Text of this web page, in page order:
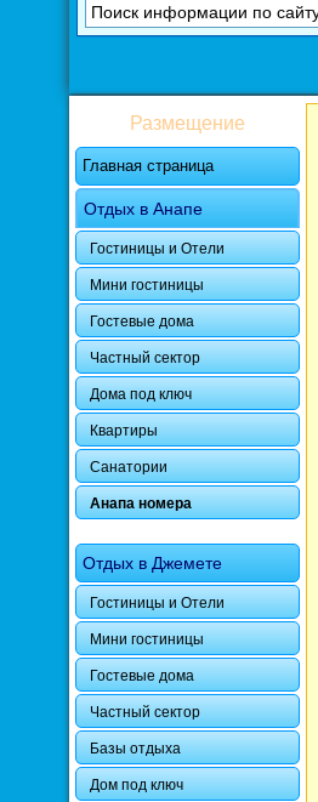
Размещение
Главная страница
Отдых в Анапе
Гостиницы и Отели
Мини гостиницы
Гостевые дома
Частный сектор
Дома под ключ
Квартиры
Санатории
Анапа номера
Отдых в Джемете
Гостиницы и Отели
Мини гостиницы
Гостевые дома
Частный сектор
Базы отдыха
Дом под ключ